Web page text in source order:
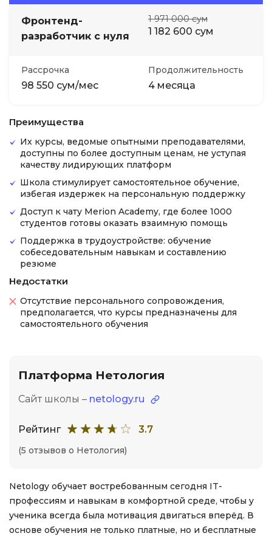
Фронтенд-
разработчик с нуля
1 971 000 сум
1 182 600 сум
Рассрочка
98 550 сум/мес
Продолжительность
4 месяца
Преимущества
Их курсы, ведомые опытными преподавателями,
доступны по более доступным ценам, не уступая
качеству лидирующих платформ
Школа стимулирует самостоятельное обучение,
избегая издержек на персональную поддержку
Доступ к чату Merion Academy, где более 1000
студентов готовы оказать взаимную помощь
Поддержка в трудоустройстве: обучение
собеседовательным навыкам и составлению
резюме
Недостатки
Отсутствие персонального сопровождения,
предполагается, что курсы предназначены для
самостоятельного обучения
Платформа Нетология
Сайт школы – netology.ru
Рейтинг 3.7
(5 отзывов о Нетология)
Netology обучает востребованным сегодня IT-
профессиям и навыкам в комфортной среде, чтобы у
ученика всегда была мотивация двигаться вперёд. В
основе обучения не только платные, но и бесплатные